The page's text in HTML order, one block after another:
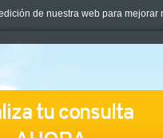
de nuestra web para
tu consulta